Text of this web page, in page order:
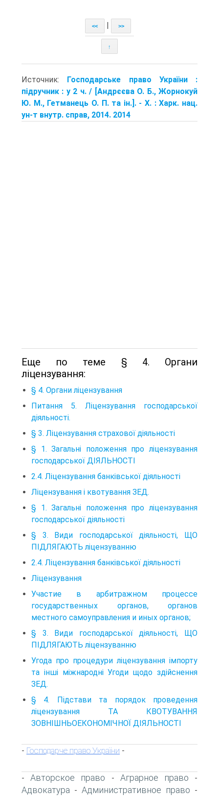
<< >>
↑
Источник: Господарське право України :
підручник : у 2 ч. / [Андрєєва О. Б., Жорнокуй
Ю. М., Гетманець О. П. та ін.]. - Х. : Харк. нац.
ун-т внутр. справ, 2014. 2014
Еще по теме § 4. Органи
ліцензування:
§ 4. Органи ліцензування
Питання 5. Ліцензування господарської
діяльності.
§ 3. Ліцензування страхової діяльності
§ 1. Загальні положення про ліцензування
господарської ДІЯЛЬНОСТІ
2.4. Ліцензування банківської діяльності
Ліцензування і квотування ЗЕД.
§ 1. Загальні положення про ліцензування
господарської діяльності
§ 3. Види господарської діяльності, ЩО
ПІДЛЯГАЮТЬ ліцензуванню
2.4. Ліцензування банківської діяльності
Ліцензування
Участие в арбитражном процессе
государственных органов, органов
местного самоуправления и иных органов;
§ 3. Види господарської діяльності, ЩО
ПІДЛЯГАЮТЬ ліцензуванню
Угода про процедури ліцензування імпорту
та інші міжнародні Угоди щодо здійснення
ЗЕД.
§ 4. Підстави та порядок проведення
ліцензування ТА КВОТУВАННЯ
ЗОВНІШНЬОЕКОНОМІЧНОЇ ДІЯЛЬНОСТІ
- Господарче право України -
-Авторское право - Аграрное право -
Адвокатура - Административное право -